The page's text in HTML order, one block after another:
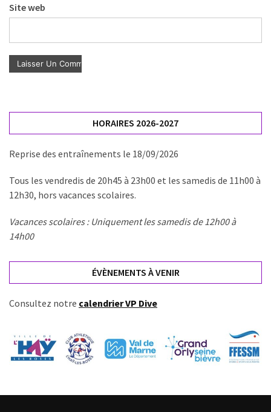
Site web
HORAIRES 2026-2027
Reprise des entraînements le 18/09/2026
Tous les vendredis de 20h45 à 23h00 et les samedis de 11h00 à
12h30, hors vacances scolaires.
Vacances scolaires : Uniquement les samedis de 12h00 à
14h00
ÉVÈNEMENTS À VENIR
Consultez notre calendrier VP Dive